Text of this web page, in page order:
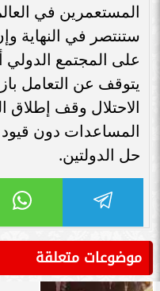
المستعمرين في
ستنتصر في النهاية
على المجتمع الدولي
يتوقف عن التعامل
الاحتلال وقف إطلاق
المساعدات دون
حل الدولتين.
موضوعات متعلقة